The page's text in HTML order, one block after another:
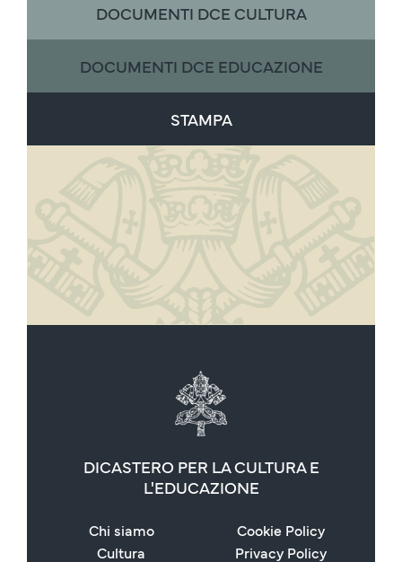
DOCUMENTI DCE CULTURA
DOCUMENTI DCE EDUCAZIONE
STAMPA
DICASTERO PER LA CULTURA E
L'EDUCAZIONE
Chi siamo
Cultura
Cookie Policy
Privacy Policy